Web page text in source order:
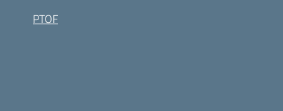
PTOF